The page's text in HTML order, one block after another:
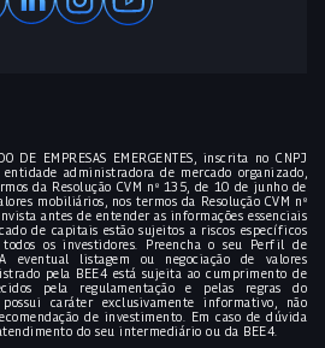
DE EMPRESAS EMERGENTES, inscrita no CNPJ
administradora de mercado organizado,
da Resolução CVM nº 135, de 10 de junho de
mobiliários, nos termos da Resolução CVM nº
antes de entender as informações essenciais
de capitais estão sujeitos a riscos específicos
os investidores. Preencha o seu Perfil de
eventual listagem ou negociação de valores
pela BEE4 está sujeita ao cumprimento de
pela regulamentação e pelas regras do
caráter exclusivamente informativo, não
de investimento. Em caso de dúvida
do seu intermediário ou da BEE4.